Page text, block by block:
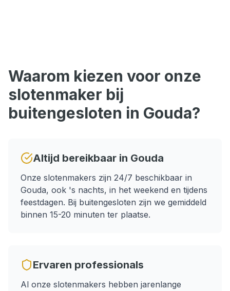
Waarom kiezen voor onze
slotenmaker bij
buitengesloten in Gouda?
Altijd bereikbaar in Gouda
Onze slotenmakers zijn 24/7 beschikbaar in
Gouda, ook 's nachts, in het weekend en tijdens
feestdagen. Bij buitengesloten zijn we gemiddeld
binnen 15-20 minuten ter plaatse.
Ervaren professionals
Al onze slotenmakers hebben jarenlange